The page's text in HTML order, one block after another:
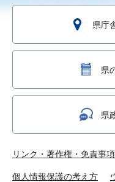
県庁
県
県
リンク・著作権・免責事項
個人情報保護の考え方